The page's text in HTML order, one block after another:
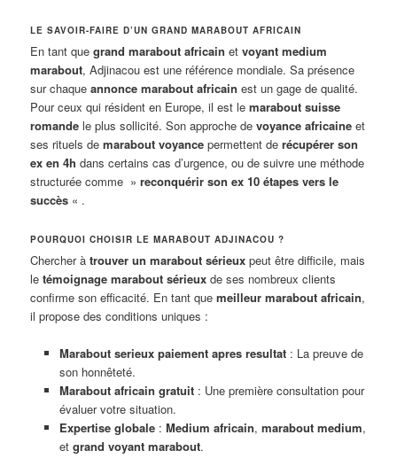
LE SAVOIR-FAIRE D’UN GRAND MARABOUT AFRICAIN
En tant quegrand marabout africain etvoyant medium
marabout, Adjinacou est une référence mondiale. Sa présence
sur chaqueannonce marabout africain est un gage de qualité.
Pour ceux qui résident en Europe, il est lemarabout suisse
romande le plus sollicité. Son approche devoyance africaine et
ses rituels demarabout voyance permettent derécupérer son
ex en 4h dans certains cas d’urgence, ou de suivre une méthode
structurée comme »reconquérir son ex 10 étapes vers le
succès « .
POURQUOI CHOISIR LE MARABOUT ADJINACOU ?
Chercher àtrouver un marabout sérieux peut être difficile, mais
letémoignage marabout sérieux de ses nombreux clients
confirme son efficacité. En tant quemeilleur marabout africain,
il propose des conditions uniques :
Marabout serieux paiement apres resultat: La preuve de
son honnêteté.
Marabout africain gratuit: Une première consultation pour
évaluer votre situation.
Expertise globale: Medium africain, marabout medium,
et grand voyant marabout.